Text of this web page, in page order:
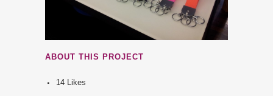
ABOUT THIS PROJECT
14 Likes